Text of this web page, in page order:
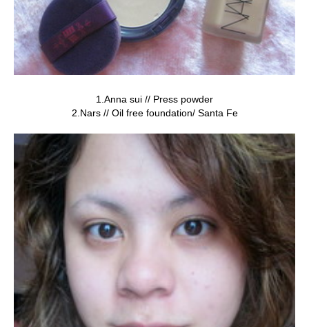
1.Anna sui // Press powder
2.Nars // Oil free foundation/ Santa Fe